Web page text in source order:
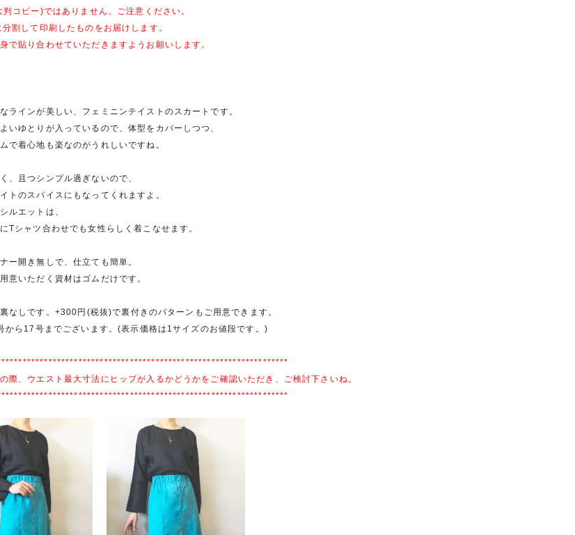
判コピー)ではありません。ご注意ください。
割して印刷したものをお届けします。
で貼り合わせていただきますようお願いします。
ラインが美しい、フェミニンテイストのスカートです。
いゆとりが入っているので、体型をカバーしつつ、
で着心地も楽なのがうれしいですね。
、且つシンプル過ぎないので、
トのスパイスにもなってくれますよ。
ルエットは、
Tシャツ合わせでも女性らしく着こなせます。
ー開き無しで、仕立ても簡単。
意いただく資材はゴムだけです。
なしです。+300円(税抜)で裏付きのパターンもご用意できます。
から17号までございます。(表示価格は1サイズのお値段です。)
際、ウエスト最大寸法にヒップが入るかどうかをご確認いただき、ご検討下さいね。